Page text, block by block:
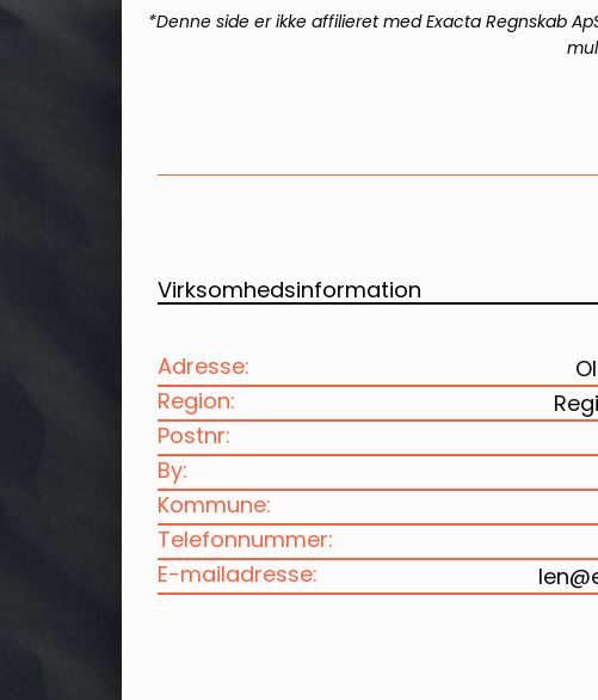
*Denne side er ikke affilieret medExacta Regnskab
Virksomhedsinformation
Adresse:
Region:
Postnr:
By:
Kommune:
Telefonnummer:
E-mailadresse: